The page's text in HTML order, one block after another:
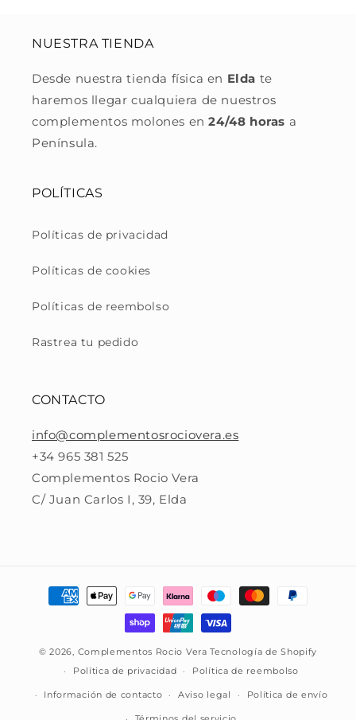
NUESTRA TIENDA
Desde nuestra tienda física en Elda te
haremos llegar cualquiera de nuestros
complementos molones en24/48 horas a
Península.
POLÍTICAS
Políticas de privacidad
Políticas de cookies
Políticas de reembolso
Rastrea tu pedido
CONTACTO
info@complementosrociovera.es
+34 965 381 525
Complementos Rocio Vera
C/ Juan Carlos I, 39, Elda
Formas
© 2026, Complementos Rocio Vera Tecnología de Shopify
Política de privacidad
Política de reembolso
Información de contacto Aviso legal Política de envío